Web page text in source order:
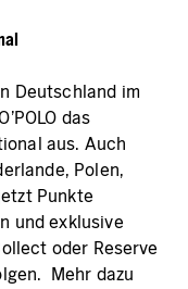
Deutschland im
das
aus. Auch
Polen,
Punkte
und exklusive
oder Reserve
Mehr dazu